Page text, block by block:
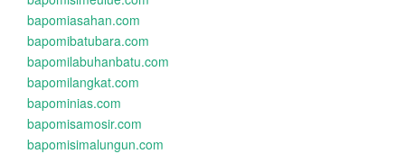
bapomiasahan.com
bapomibatubara.com
bapomilabuhanbatu.com
bapomilangkat.com
bapominias.com
bapomisamosir.com
bapomisimalungun.com